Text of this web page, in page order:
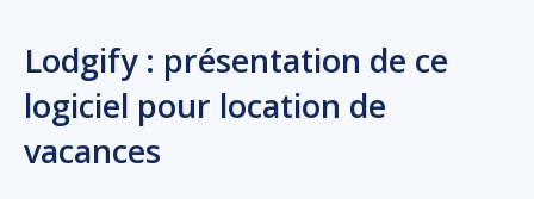
Lodgify : présentation de ce
logiciel pour location de
vacances